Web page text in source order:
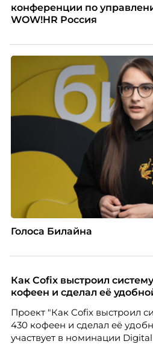
конференции по
WOW!HR Россия
Голоса Билайна
Как Cofix выстроил
кофеен и сделал её
Проект "Как Cofix выстроил
430 кофеен и сделал её
участвует в номинации